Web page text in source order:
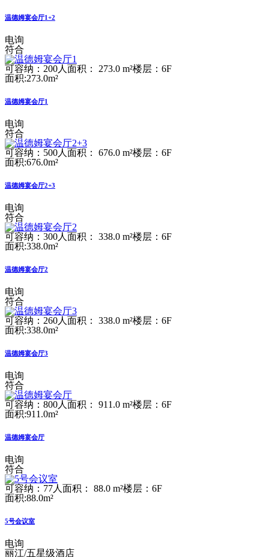
温德姆宴会厅1+2
电询
符合
可容纳：200人 面积： 273.0 m²楼层：6F
面积:273.0m²
温德姆宴会厅1
电询
符合
可容纳：500人 面积： 676.0 m²楼层：6F
面积:676.0m²
温德姆宴会厅2+3
电询
符合
可容纳：300人 面积： 338.0 m²楼层：6F
面积:338.0m²
温德姆宴会厅2
电询
符合
可容纳：260人 面积： 338.0 m²楼层：6F
面积:338.0m²
温德姆宴会厅3
电询
符合
可容纳：800人 面积： 911.0 m²楼层：6F
面积:911.0m²
温德姆宴会厅
电询
符合
可容纳：77人 面积： 88.0 m²楼层：6F
面积:88.0m²
5号会议室
电询
丽江/五星级酒店